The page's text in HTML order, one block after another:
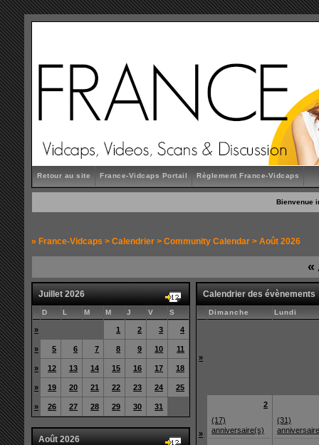
Retour au site France-Vidcaps Portail Règlement France-Vidcaps
Bienvenue
» France-Vidcaps >Calendrier >Community Calendar > Août 2026
«
Juillet 2026
D L M M J V S
» 1 2 3 4
» 5 6 7 8 9 10 11
» 12 13 14 15 16 17 18
» 19 20 21 22 23 24 25
» 26 27 28 29 30 31
Août 2026
Calendrier des évènements
Dimanche Lundi
»
»
2
(17)
anniversaire(s)
(31)